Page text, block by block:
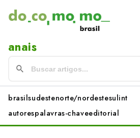
anais
brasilsudestenorte/nordestesulint
autorespalavras-chaveeditorial